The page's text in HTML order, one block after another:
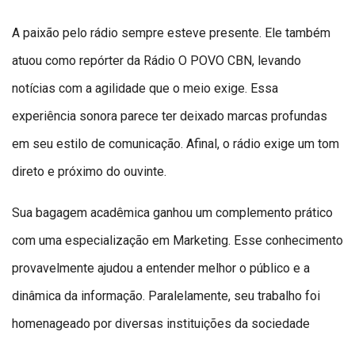
A paixão pelo rádio sempre esteve presente. Ele também
atuou como repórter da Rádio O POVO CBN, levando
notícias com a agilidade que o meio exige. Essa
experiência sonora parece ter deixado marcas profundas
em seu estilo de comunicação. Afinal, o rádio exige um tom
direto e próximo do ouvinte.
Sua bagagem acadêmica ganhou um complemento prático
com uma especialização em Marketing. Esse conhecimento
provavelmente ajudou a entender melhor o público e a
dinâmica da informação. Paralelamente, seu trabalho foi
homenageado por diversas instituições da sociedade